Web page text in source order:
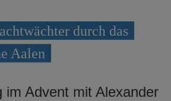
durch das
Aalen
im Advent mit Alexander